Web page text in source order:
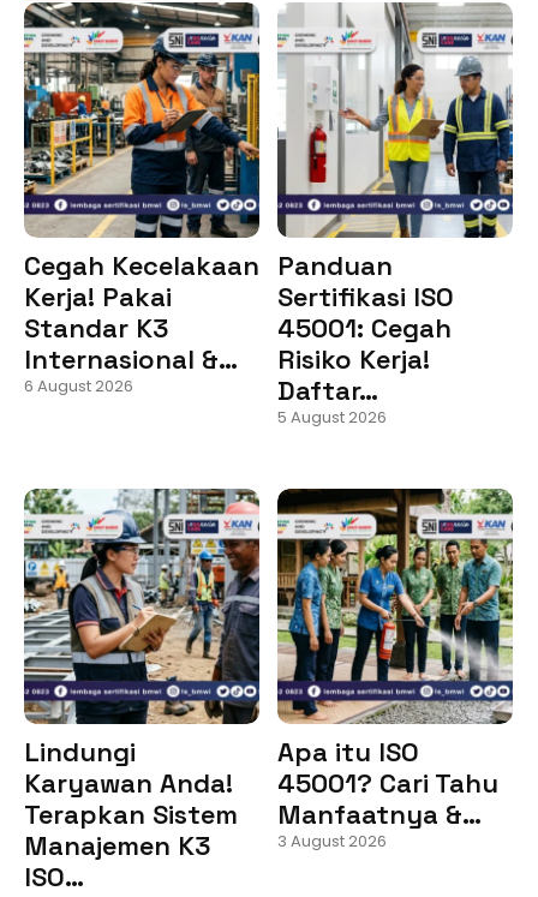
Cegah Kecelakaan
Kerja! Pakai
Standar K3
Internasional &…
6 August 2026
Panduan
Sertifikasi ISO
45001: Cegah
Risiko Kerja!
Daftar…
5 August 2026
Lindungi
Karyawan Anda!
Terapkan Sistem
Manajemen K3
ISO…
Apa itu ISO
45001? Cari Tahu
Manfaatnya &…
3 August 2026